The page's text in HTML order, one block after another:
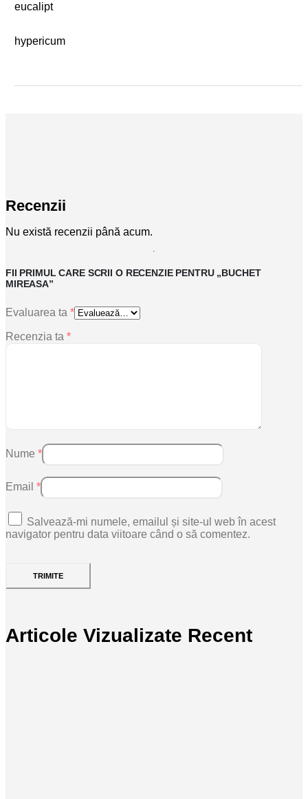
eucalipt
hypericum
Recenzii
Nu există recenzii până acum.
FII PRIMUL CARE SCRII O RECENZIE PENTRU „BUCHET
MIREASA”
Evaluarea ta *
Recenzia ta *
Nume *
Email *
Salvează-mi numele, emailul și site-ul web în acest
navigator pentru data viitoare când o să comentez.
Articole Vizualizate Recent